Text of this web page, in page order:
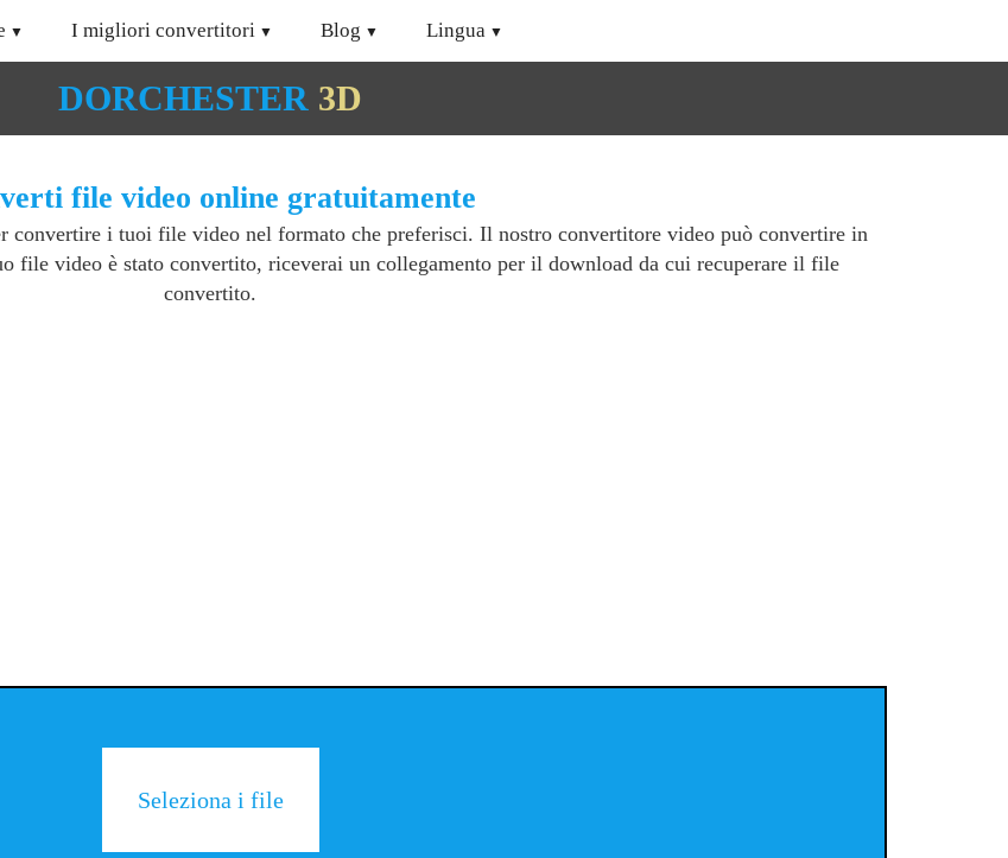
I migliori convertitori Blog Lingua
DORCHESTER 3D
file video online gratuitamente
i tuoi file video nel formato che preferisci. Il nostro convertitore video può convertire in
file video è stato convertito, riceverai un collegamento per il download da cui recuperare il file
convertito.
Seleziona i file